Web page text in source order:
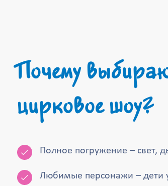
Почему выбирают наше
цирковое шоу?
Полное погружение – свет,
Любимые персонажи – дети